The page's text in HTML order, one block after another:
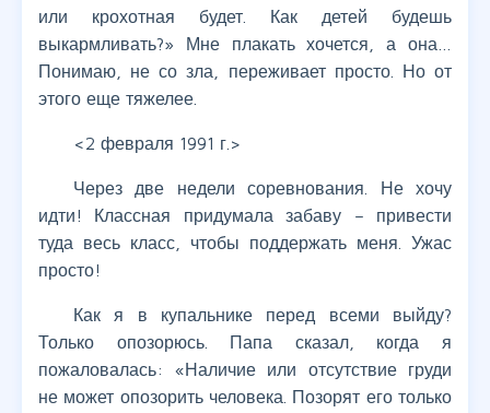
или крохотная будет. Как детей будешь
выкармливать?» Мне плакать хочется, а она…
Понимаю, не со зла, переживает просто. Но от
этого еще тяжелее.
<2 февраля 1991 г.>
Через две недели соревнования. Не хочу
идти! Классная придумала забаву – привести
туда весь класс, чтобы поддержать меня. Ужас
просто!
Как я в купальнике перед всеми выйду?
Только опозорюсь. Папа сказал, когда я
пожаловалась: «Наличие или отсутствие груди
не может опозорить человека. Позорят его только